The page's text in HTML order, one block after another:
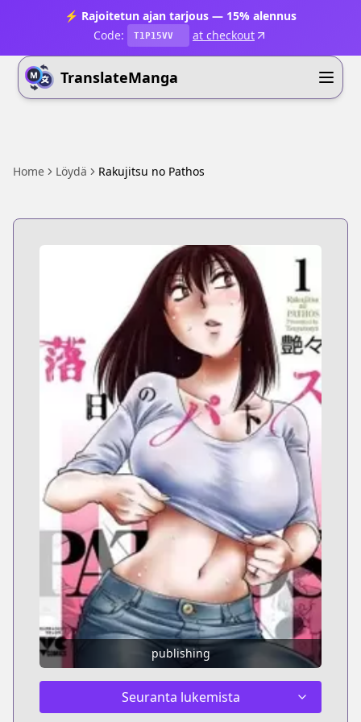
⚡ Rajoitetun ajan tarjous — 15% alennus
Code:
T1P15VV at checkout
TranslateManga
Home Löydä Rakujitsu no Pathos
publishing
Seuranta lukemista